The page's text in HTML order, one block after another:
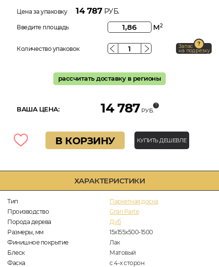
ХАРАКТЕРИСТИКИ
Тип
Паркетная доска
Производство
Gran Parte
Порода дерева
Дуб
Размеры, мм
15х155х500-1500
Финишное покрытие
Лак
Блеск
Матовый
Фаска
с 4-х сторон
Цена за упаковку 14 787 РУБ.
Введите площадь м2
Количество упаковок Запас
на подрезку
рассчитать доставку в регионы
ВАША ЦЕНА: 14 787 РУБ.
В КОРЗИНУ КУПИТЬ ДЕШЕВЛЕ